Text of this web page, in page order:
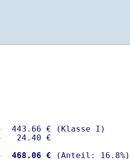
€ (Klasse I)
24.40 €
  468.06 €